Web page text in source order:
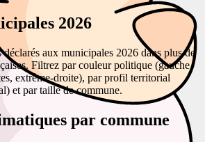
2026
aux municipales 2026 dans plus de
Filtrez par couleur politique (gauche,
extrême-droite), par profil territorial
et par taille de commune.
par commune